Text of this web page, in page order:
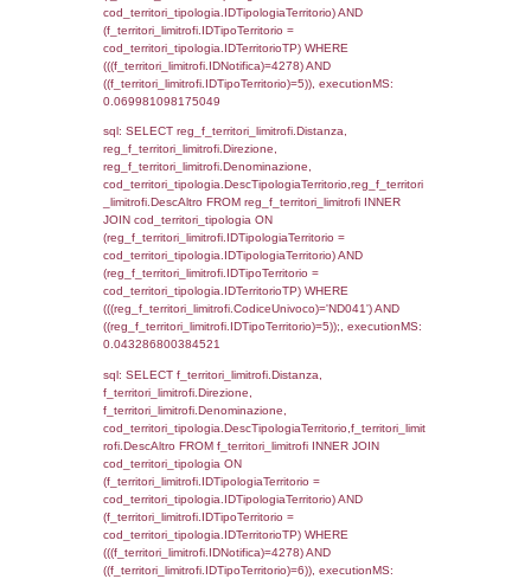
'%d/%m/%Y') as DataUltimoPIR FROM
WHERE (((d3_ispezioni.IDNotifica)=4278)),
0.00063705444335938
FROM f_confini_stato INNER JOIN
f_confini_stato.IDStato = el_nazioni.IDStato
f_confini_stato.IDNotifica = 4278;,
0.00057291984558105
sql: SELECT el_regioni.Regione,
el_comuni.Comune,
f_confini INNER JOIN ((el_comuni INNER
ON el_comuni.IstProvincia =
INNER JOIN el_regioni ON
el_regioni.IstRegione) ON
el_comuni.IstComune WHERE
(((f_confini.IDNotifica)=4278));,
0.00053501129150391
sql: SELECT
SEPARATOR '; ') AS DescAltro,